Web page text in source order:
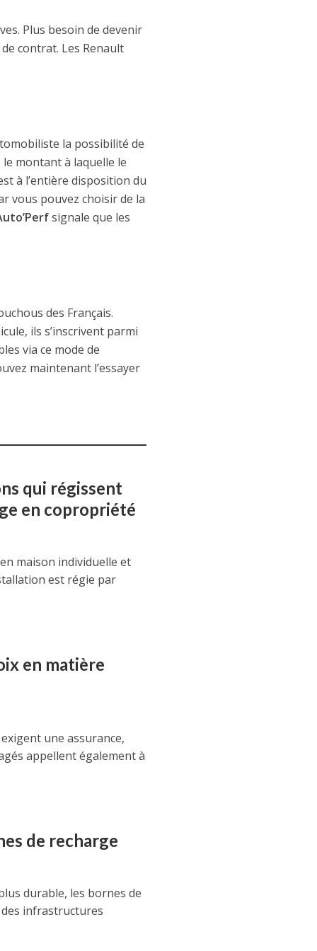
Plus besoin de devenir
contrat. Les Renault
la possibilité de
montant à laquelle le
à l’entière disposition du
vous pouvez choisir de la
signale que les
des Français.
ils s’inscrivent parmi
via ce mode de
maintenant l’essayer
qui régissent
en copropriété
maison individuelle et
est régie par
en matière
une assurance,
appellent également à
de recharge
durable, les bornes de
infrastructures